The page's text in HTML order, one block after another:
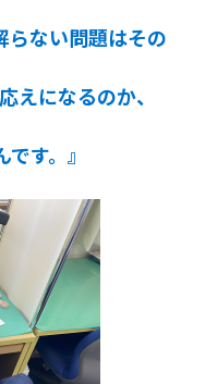
らない問題はその
えになるのか、
す。』